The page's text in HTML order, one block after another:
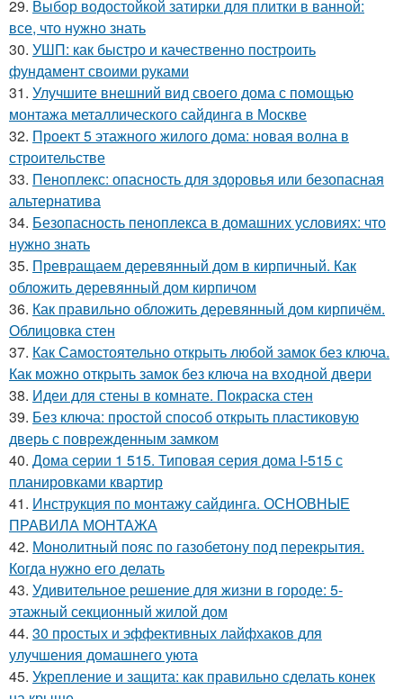
29. Выбор водостойкой затирки для плитки в ванной:
все, что нужно знать
30. УШП: как быстро и качественно построить
фундамент своими руками
31. Улучшите внешний вид своего дома с помощью
монтажа металлического сайдинга в Москве
32. Проект 5 этажного жилого дома: новая волна в
строительстве
33. Пеноплекс: опасность для здоровья или безопасная
альтернатива
34. Безопасность пеноплекса в домашних условиях: что
нужно знать
35. Превращаем деревянный дом в кирпичный. Как
обложить деревянный дом кирпичом
36. Как правильно обложить деревянный дом кирпичём.
Облицовка стен
37. Как Самостоятельно открыть любой замок без ключа.
Как можно открыть замок без ключа на входной двери
38. Идеи для стены в комнате. Покраска стен
39. Без ключа: простой способ открыть пластиковую
дверь с поврежденным замком
40. Дома серии 1 515. Типовая серия дома I-515 с
планировками квартир
41. Инструкция по монтажу сайдинга. ОСНОВНЫЕ
ПРАВИЛА МОНТАЖА
42. Монолитный пояс по газобетону под перекрытия.
Когда нужно его делать
43. Удивительное решение для жизни в городе: 5-
этажный секционный жилой дом
44. 30 простых и эффективных лайфхаков для
улучшения домашнего уюта
45. Укрепление и защита: как правильно сделать конек